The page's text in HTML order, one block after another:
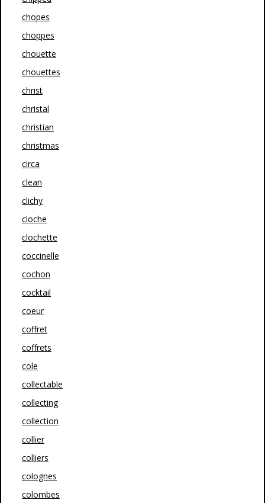
chopes
choppes
chouette
chouettes
christ
christal
christian
christmas
circa
clean
clichy
cloche
clochette
coccinelle
cochon
cocktail
coeur
coffret
coffrets
cole
collectable
collecting
collection
collier
colliers
colognes
colombes